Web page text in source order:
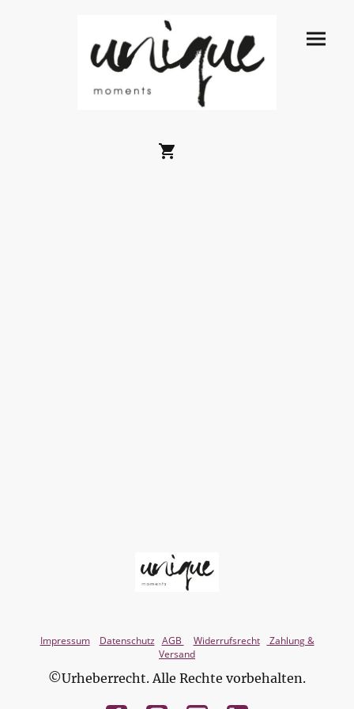
Impressum Datenschutz AGB Widerrufsrecht
Zahlung &
Versand
©Urheberrecht. Alle Rechte vorbehalten.